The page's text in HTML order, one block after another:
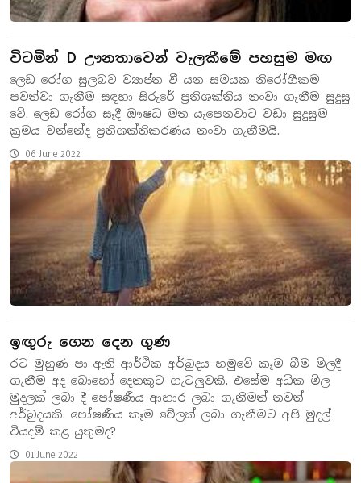
විටමින් D ඌනතාවෙන් වැලකීමේ පහසුම මඟ
ලෙඩ රෝග සුලබව ව්‍යාප්ත වී යන සමයක නිරෝගීකම
පවත්වා ගැනීම සඳහා සිරුරේ ප්‍රතිශක්තිය නංවා ගැනීම සුදුසු
වේ. ලෙඩ රෝග සෑදී ඖෂධ මත යැපෙනවාට වඩා සුදුසුම
ක්‍රමය වන්නේද ප්‍රතිශක්තිකරණය නංවා ගැනීමයි.
06 June 2022
ඉඟුරු ගෙන දෙන ගුණ
රට මුහුණ පා ඇති ආර්ථික අර්බුදය හමුවේ කෑම බීම මිලදී
ගැනීම අද බොහෝ දෙනකුට ගැටලුවකි. එසේම අධික මිල
මුදලක් ලබා දී පෝෂණීය ආහාර ලබා ගැනීමත් තවත්
අර්බුදයකි. පෝෂණීය කෑම වේලක් ලබා ගැනීමට අපි මුදල්
වියදම් කළ යුතුමද?
01 June 2022